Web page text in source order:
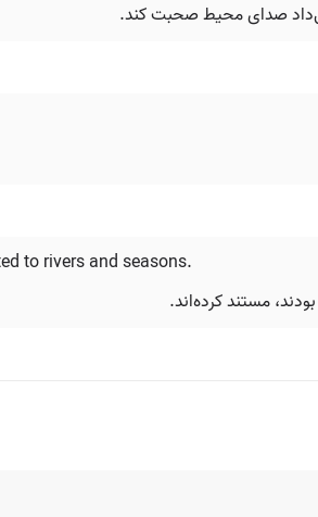
می‌داد صدای محیط صحبت کند.
to rivers and seasons.
مستند کرده‌اند.